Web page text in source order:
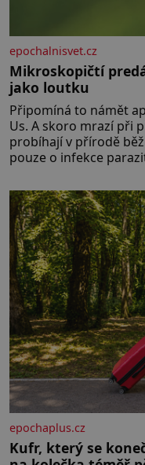
epochalnisvet.cz
Mikroskopičtí
jako loutku
Připomíná to námět
Us. A skoro mrazí při
probíhají v přírodě
pouze o infekce
živočichy, než je
nemožného ani v
epochaplus.cz
Kufr, který se